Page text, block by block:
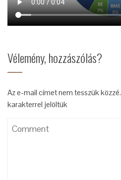
Vélemény, hozzászólás?
Az e-mail címet nem tesszük közzé.
karakterrel jelöltük